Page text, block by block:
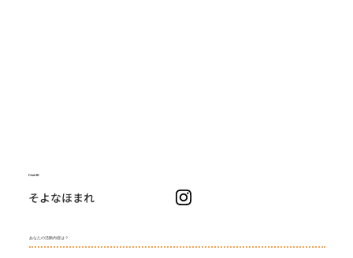
NAME
そよなほまれ
あなたの活動内容は？